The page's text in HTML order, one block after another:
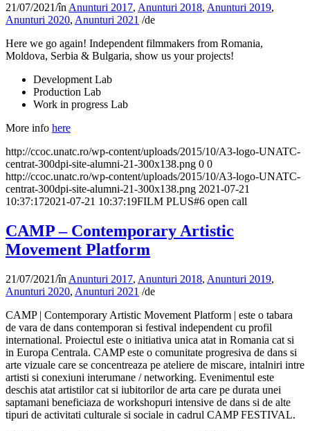
21/07/2021/în Anunturi 2017, Anunturi 2018, Anunturi 2019,
Anunturi 2020, Anunturi 2021 /de
Here we go again! Independent filmmakers from Romania,
Moldova, Serbia & Bulgaria, show us your projects!
Development Lab
Production Lab
Work in progress Lab
More info here
http://ccoc.unatc.ro/wp-content/uploads/2015/10/A3-logo-UNATC-
centrat-300dpi-site-alumni-21-300x138.png 0 0
http://ccoc.unatc.ro/wp-content/uploads/2015/10/A3-logo-UNATC-
centrat-300dpi-site-alumni-21-300x138.png 2021-07-21
10:37:172021-07-21 10:37:19FILM PLUS#6 open call
CAMP – Contemporary Artistic
Movement Platform
21/07/2021/în Anunturi 2017, Anunturi 2018, Anunturi 2019,
Anunturi 2020, Anunturi 2021 /de
CAMP | Contemporary Artistic Movement Platform | este o tabara
de vara de dans contemporan si festival independent cu profil
international. Proiectul este o initiativa unica atat in Romania cat si
in Europa Centrala. CAMP este o comunitate progresiva de dans si
arte vizuale care se concentreaza pe ateliere de miscare, intalniri intre
artisti si conexiuni interumane / networking. Evenimentul este
deschis atat artistilor cat si iubitorilor de arta care pe durata unei
saptamani beneficiaza de workshopuri intensive de dans si de alte
tipuri de activitati culturale si sociale in cadrul CAMP FESTIVAL.